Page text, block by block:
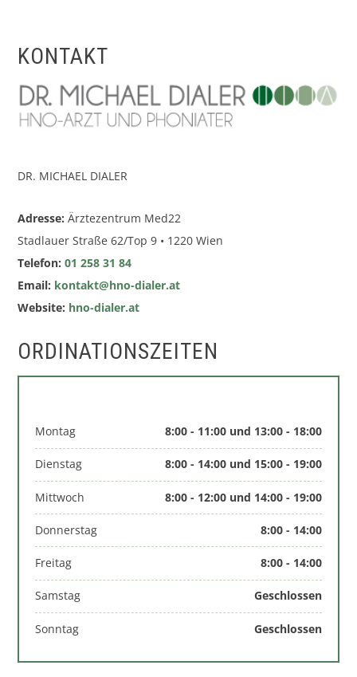
KONTAKT
DR. MICHAEL DIALER
Adresse: Ärztezentrum Med22
Stadlauer Straße 62/Top 9 • 1220 Wien
Telefon:01 258 31 84
Email: kontakt@hno-dialer.at
Website: hno-dialer.at
ORDINATIONSZEITEN
Montag 8:00 - 11:00 und 13:00 - 18:00
Dienstag 8:00 - 14:00 und 15:00 - 19:00
Mittwoch 8:00 - 12:00 und 14:00 - 19:00
Donnerstag 8:00 - 14:00
Freitag 8:00 - 14:00
Samstag Geschlossen
Sonntag Geschlossen